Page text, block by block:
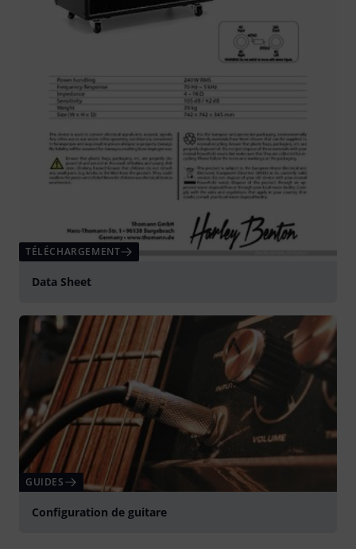
TÉLÉCHARGEMENT
Data Sheet
GUIDES
Configuration de guitare